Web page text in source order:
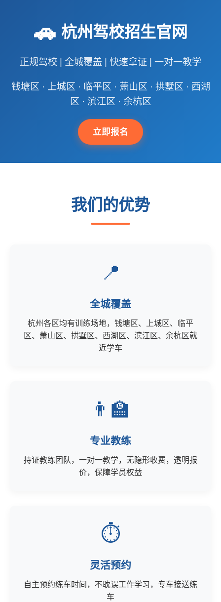
🚗 杭州驾校招生官网
正规驾校 | 全城覆盖 | 快速拿证 | 一对一教学
钱塘区 · 上城区 · 临平区 · 萧山区 · 拱墅区 · 西湖
区 · 滨江区 · 余杭区
立即报名
我们的优势
📍
全城覆盖
杭州各区均有训练场地，钱塘区、上城区、临平
区、萧山区、拱墅区、西湖区、滨江区、余杭区就
近学车
👨‍🏫
专业教练
持证教练团队，一对一教学，无隐形收费，透明报
价，保障学员权益
⏱️
灵活预约
自主预约练车时间，不耽误工作学习，专车接送练
车